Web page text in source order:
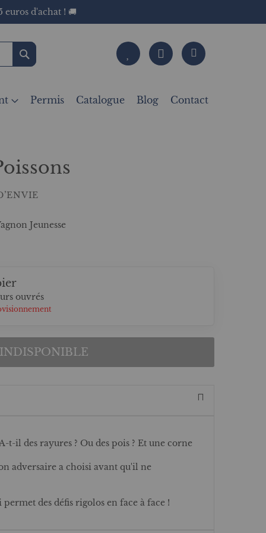
d'achat ! 🚚
Rechercher
Permis Catalogue Blog Contact
Jeunesse
ouvrés
INDISPONIBLE
t-il des rayures ? Ou des pois ? Et une corne
adversaire a choisi avant qu'il ne
des défis rigolos en face à face !